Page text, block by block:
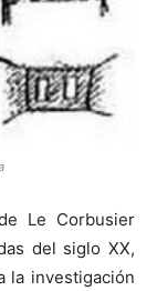
Le Corbusier
del siglo XX,
la investigación